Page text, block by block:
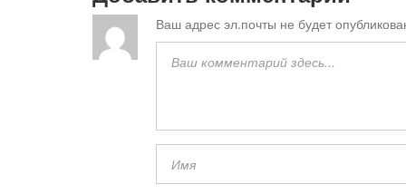
Ваш адрес эл.почты не будет